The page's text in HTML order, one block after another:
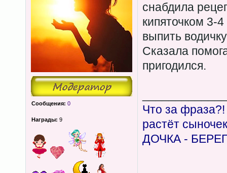
Сообщения: 0
Награды: 9
снабдила
кипяточком 3-
выпить
Сказала
пригодился.
Что за
растёт
ДОЧКА -